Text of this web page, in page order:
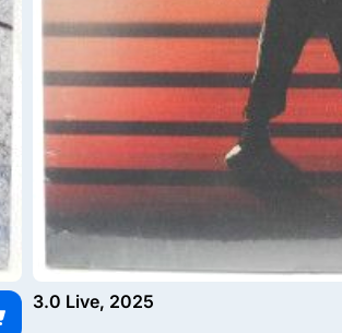
3.0 Live, 2025